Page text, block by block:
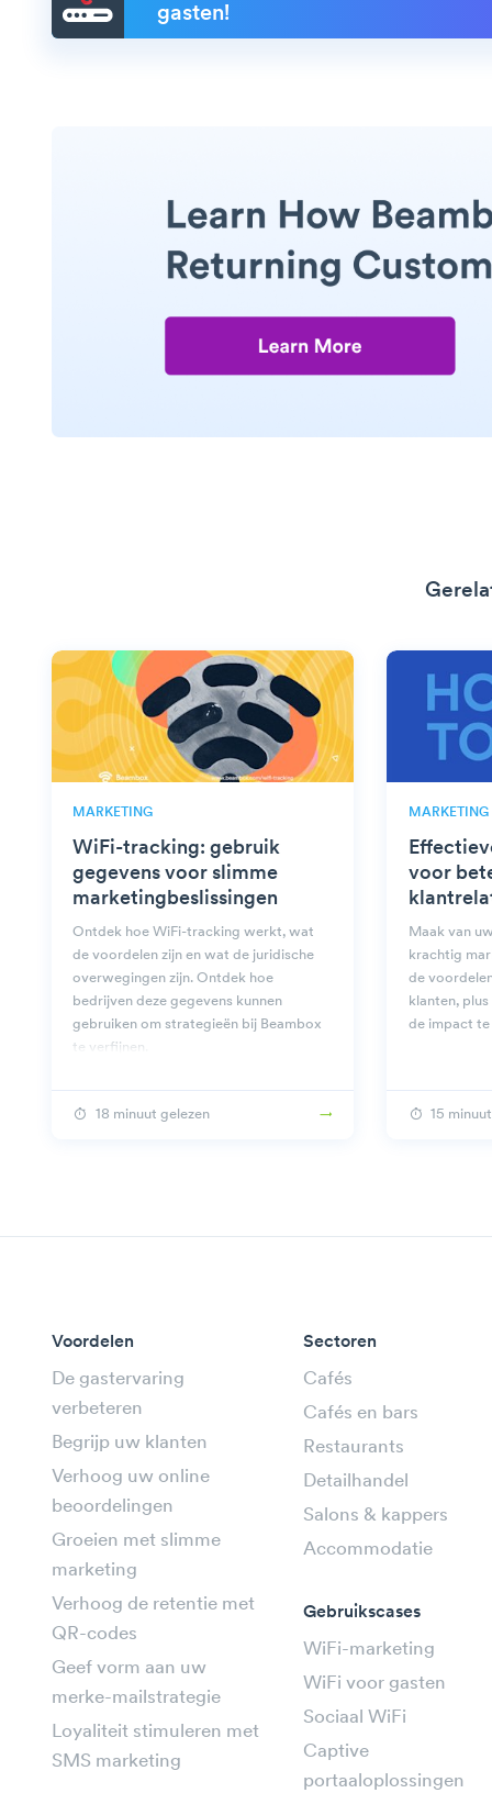
gasten!
MARKETING
WiFi-tracking: gebruik
gegevens voor slimme
marketingbeslissingen
Ontdek hoe WiFi-tracking werkt, wat
de voordelen zijn en wat de juridische
overwegingen zijn. Ontdek hoe
bedrijven deze gegevens kunnen
gebruiken om strategieën bij Beambox
te verfijnen.
18 minuut gelezen
MARKETING
voor
Maak van
krachtig
de
klanten,
de impact te
15
Voordelen
De gastervaring
verbeteren
Begrijp uw klanten
Verhoog uw online
beoordelingen
Groeien met slimme
marketing
Verhoog de retentie met
QR-codes
Geef vorm aan uw
merke-mailstrategie
Loyaliteit stimuleren met
SMS marketing
Sectoren
Cafés
Cafés en bars
Restaurants
Detailhandel
Salons & kappers
Accommodatie
Gebruikscases
WiFi-marketing
WiFi voor gasten
Sociaal WiFi
Captive
portaaloplossingen